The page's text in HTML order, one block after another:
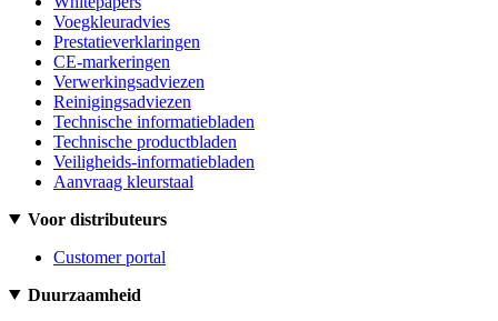
Voegkleuradvies
Prestatieverklaringen
CE-markeringen
Verwerkingsadviezen
Reinigingsadviezen
Technische informatiebladen
Technische productbladen
Veiligheids-informatiebladen
Aanvraag kleurstaal
Voor distributeurs
Customer portal
Duurzaamheid